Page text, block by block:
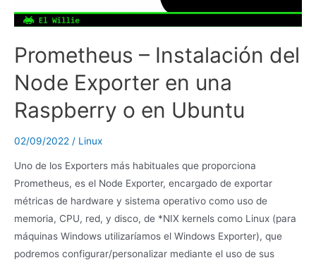
Prometheus – Instalación del
Node Exporter en una
Raspberry o en Ubuntu
02/09/2022 / Linux
Uno de los Exporters más habituales que proporciona
Prometheus, es el Node Exporter, encargado de exportar
métricas de hardware y sistema operativo como uso de
memoria, CPU, red, y disco, de *NIX kernels como Linux (para
máquinas Windows utilizaríamos el Windows Exporter), que
podremos configurar/personalizar mediante el uso de sus